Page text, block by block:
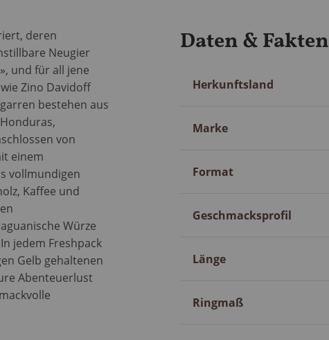
deren
Neugier
und für all jene
Zino Davidoff
bestehen aus
von
einem
vollmundigen
Kaffee und
Würze
jedem Freshpack
Gelb gehaltenen
Abenteuerlust
Daten & Fakten
Mehr
Herkunftsland
Marke
Format
Geschmacksprofil
Länge
Ringmaß